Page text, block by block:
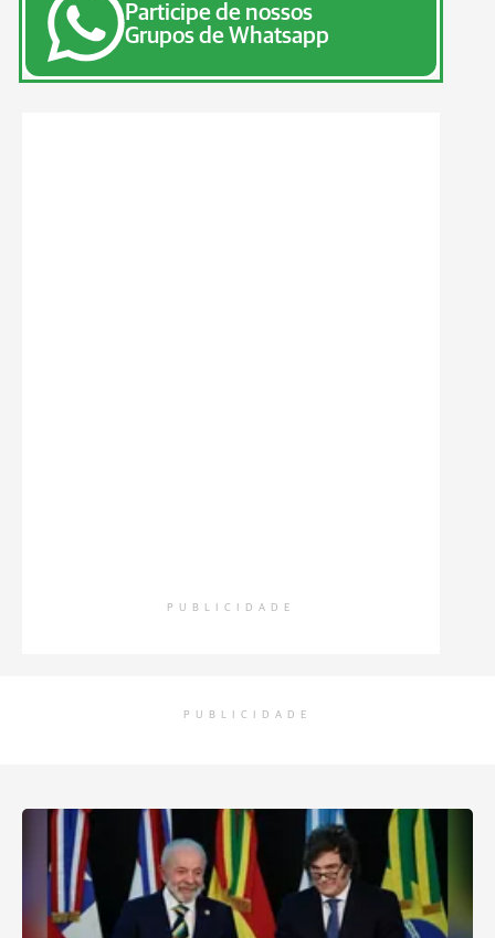
Participe de nossos
Grupos de Whatsapp
PUBLICIDADE
PUBLICIDADE